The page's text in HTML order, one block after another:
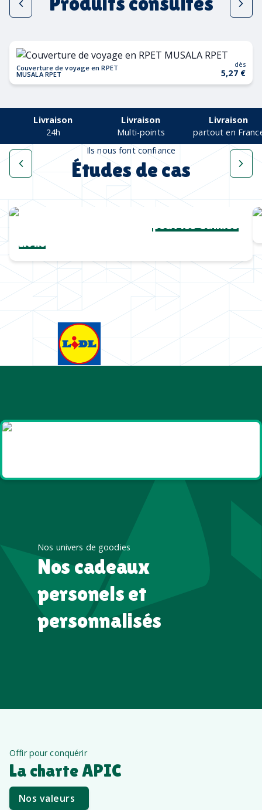
Couverture de voyage en RPET
MUSALA RPET
dès
5,27 €
Livraison
24h
Livraison
Multi-points
Livraison
partout en
Ils nous font confiance
Études de cas
Une collection complètepour les Cannes
Lions
Nos univers de goodies
Nos cadeaux
personels et
personnalisés
Offir pour conquérir
La charte APIC
Nos valeurs